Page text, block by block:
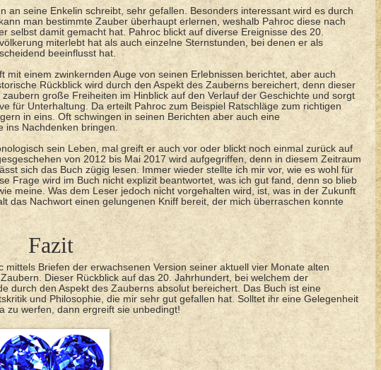
an seine Enkelin schreibt, sehr gefallen. Besonders interessant wird es durch
man bestimmte Zauber überhaupt erlernen, weshalb Pahroc diese nach
selbst damit gemacht hat. Pahroc blickt auf diverse Ereignisse des 20.
miterlebt hat als auch einzelne Sternstunden, bei denen er als
beeinflusst hat.
einem zwinkernden Auge von seinen Erlebnissen berichtet, aber auch
Rückblick wird durch den Aspekt des Zauberns bereichert, denn dieser
große Freiheiten im Hinblick auf den Verlauf der Geschichte und sorgt
für Unterhaltung. Da erteilt Pahroc zum Beispiel Ratschläge zum richtigen
in eins. Oft schwingen in seinen Berichten aber auch eine
ins Nachdenken bringen.
sein Leben, mal greift er auch vor oder blickt noch einmal zurück auf
von 2012 bis Mai 2017 wird aufgegriffen, denn in diesem Zeitraum
sich das Buch zügig lesen. Immer wieder stellte ich mir vor, wie es wohl für
Frage wird im Buch nicht explizit beantwortet, was ich gut fand, denn so blieb
meine. Was dem Leser jedoch nicht vorgehalten wird, ist, was in der Zukunft
das Nachwort einen gelungenen Kniff bereit, der mich überraschen konnte
Fazit
mittels Briefen der erwachsenen Version seiner aktuell vier Monate alten
Dieser Rückblick auf das 20. Jahrhundert, bei welchem der
durch den Aspekt des Zauberns absolut bereichert. Das Buch ist eine
und Philosophie, die mir sehr gut gefallen hat. Solltet ihr eine Gelegenheit
zu werfen, dann ergreift sie unbedingt!